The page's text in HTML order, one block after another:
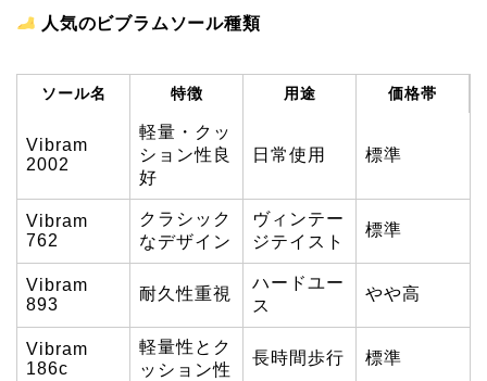
人気のビブラムソール種類
ソール名 特徴 用途 価格帯
Vibram
2002
軽量・クッ
ション性良
好
日常使用 標準
Vibram
762
クラシック
なデザイン
ヴィンテー
ジテイスト
標準
Vibram
893
耐久性重視
ハードユー
ス
やや高
Vibram
186c
軽量性とク
ッション性
長時間歩行 標準